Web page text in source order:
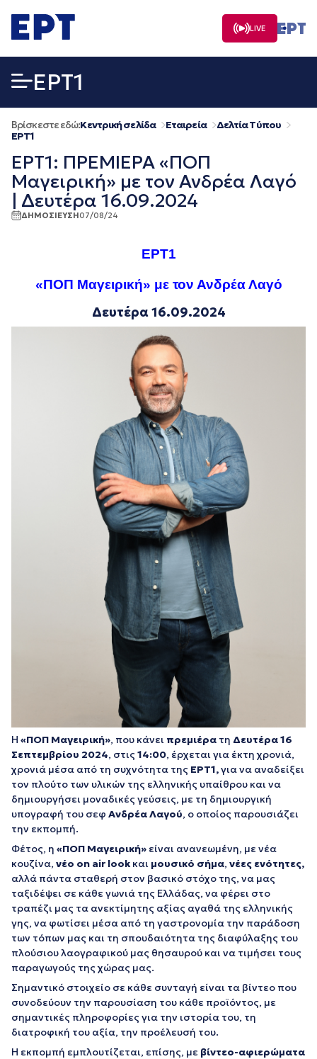
σε
περιεχόμενο
LIVE
EΡΤ1
Βρίσκεστε εδώ:Κεντρική σελίδα Εταιρεία
Δελτία Τύπου
EΡΤ1
ΕΡΤ1: ΠΡΕΜΙΕΡΑ «ΠΟΠ
Μαγειρική» με τον Ανδρέα Λαγό
| Δευτέρα 16.09.2024
ΔΗΜΟΣΙΕΥΣΗ07/08/24
ΕΡΤ1
«ΠΟΠ Μαγειρική» με τον Ανδρέα Λαγό
Δευτέρα 16.09.2024
Η «ΠΟΠ Μαγειρική», που κάνει πρεμιέρα τη Δευτέρα 16
Σεπτεμβρίου 2024, στις14:00, έρχεται για έκτη χρονιά,
χρονιά μέσα από τη συχνότητα της ΕΡΤ1,για να αναδείξει
τον πλούτο των υλικών της ελληνικής υπαίθρου και να
δημιουργήσει μοναδικές γεύσεις, με τη δημιουργική
υπογραφή του σεφ Ανδρέα Λαγού, ο οποίος παρουσιάζει
την εκπομπή.
Φέτος, η «ΠΟΠ Μαγειρική» είναι ανανεωμένη, με νέα
κουζίνα, νέο on air look και μουσικό σήμα, νέες ενότητες,
αλλά πάντα σταθερή στον βασικό στόχο της, να μας
ταξιδέψει σε κάθε γωνιά της Ελλάδας, να φέρει στο
τραπέζι μας τα ανεκτίμητης αξίας αγαθά της ελληνικής
γης, να φωτίσει μέσα από τη γαστρονομία την παράδοση
των τόπων μας και τη σπουδαιότητα της διαφύλαξης του
πλούσιου λαογραφικού μας θησαυρού και να τιμήσει τους
παραγωγούς της χώρας μας.
Σημαντικό στοιχείο σε κάθε συνταγή είναι τα βίντεο που
συνοδεύουν την παρουσίαση του κάθε προϊόντος, με
σημαντικές πληροφορίες για την ιστορία του, τη
διατροφική του αξία, την προέλευσή του.
Η εκπομπή εμπλουτίζεται, επίσης, με βίντεο-αφιερώματα